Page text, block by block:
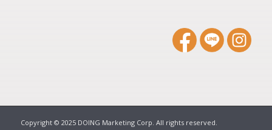
Copyright © 2025 DOING Marketing Corp. All rights reserved.